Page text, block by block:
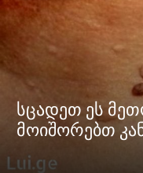
სცადეთ ეს
მოიშორებთ